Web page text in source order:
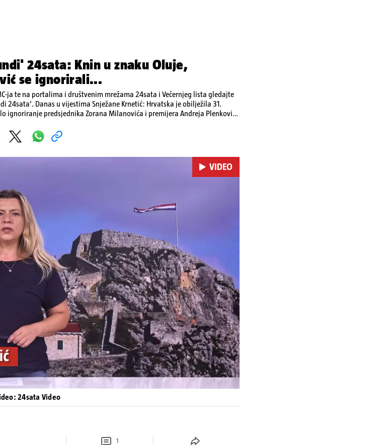
24sata: Knin u znaku Oluje,
se ignorirali...
ja te na portalima i društvenim mrežama 24sata i Večernjeg lista gledajte
24sata'. Danas u vijestima Snježane Krnetić: Hrvatska je obilježila 31.
ignoriranje predsjednika Zorana Milanovića i premijera Andreja Plenkovića
na električnom romobilu te smanjenju proizvodnje u nuklearnoj elektrani
Pokretanje videa...
VIDEO
24sata Video
1